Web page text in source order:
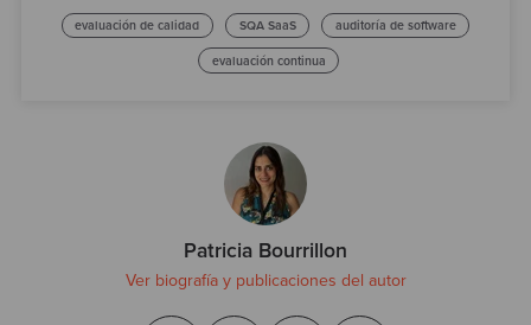
evaluación de calidad SQA SaaS auditoría de software
evaluación continua
Patricia Bourrillon
Ver biografía y publicaciones del autor